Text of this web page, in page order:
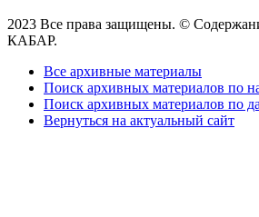
2023 Все права защищены. ©
КАБАР.
Все архивные материалы
Поиск архивных материалов по
Поиск архивных материалов по
Вернуться на актуальный сайт